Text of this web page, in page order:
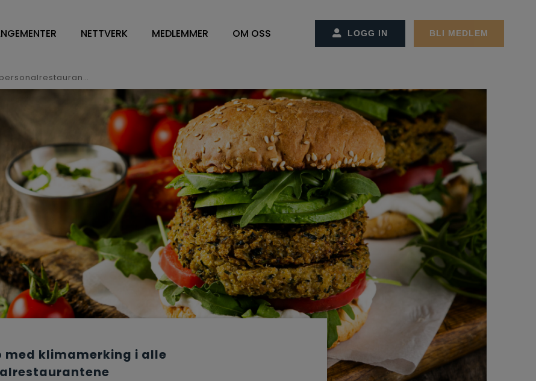
NETTVERK
DV OG ENERGILEDELSE
RENHOLD
BESPISNING
SYKEHUS
FM TOPPLEDERE
MEDLEMMER
SOFT SERVICES
HARD SERVICE
ARBEIDSPLASSLØSNINGER
MEDLEMSKAP I NFN
OM OSS
STYREMØTER
ÅRSMØTER
VEDTEKTER
VISJON OG STRATEGI
SAMARBEIDSPARTNER/ANNONSØRER
HVA ER FACILITY MANAGEMENT
LOGG IN BLI MEDLEM
Sodexo med klimamerking i alle personalrestaurantene
med klimamerking i alle